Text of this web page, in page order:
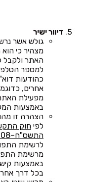
דיוור ישיר
גולש אשר
מצהיר כי
האתר ולקבל
למספר
מפעילת
באמצעות
הצהרה זו
לפי
התשס"ח–2008
לרשימת
מרשימת
באמצעות
בכל דרך